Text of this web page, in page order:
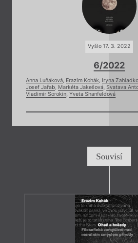
Vyšlo 17. 3. 2022
6/2022
Anna Luňáková, Erazim Kohák, Iryna Zahladko
Josef Jařab, Markéta Jakešová, Svatava
Vladimir Sorokin, Yveta Shanfeldová
Souvisí